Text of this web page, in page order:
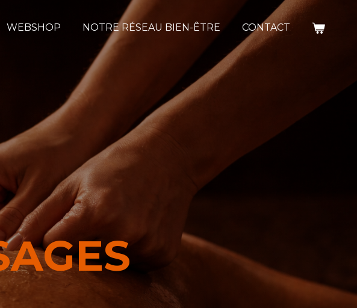
WEBSHOP NOTRE RÉSEAU BIEN-ÊTRE CONTACT